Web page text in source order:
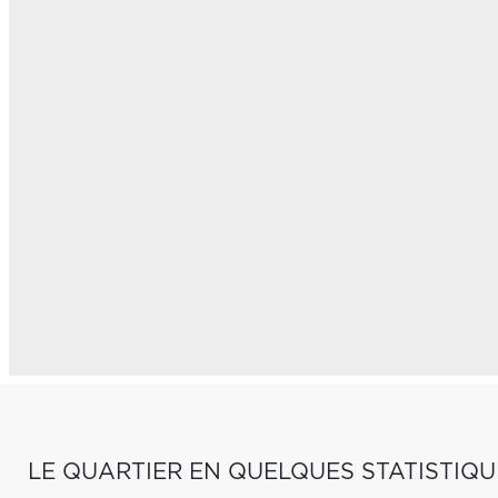
LE QUARTIER EN QUELQUES